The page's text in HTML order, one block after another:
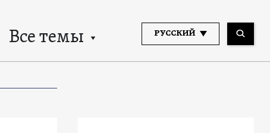
Все темы РУССКИЙ